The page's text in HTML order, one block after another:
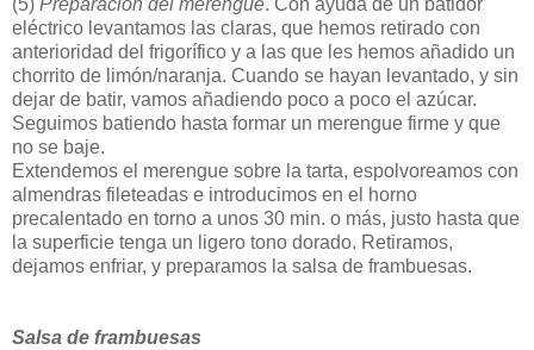
(5) Preparación del merengue. Con ayuda de un batidor
eléctrico levantamos las claras, que hemos retirado con
anterioridad del frigorífico y a las que les hemos añadido un
chorrito de limón/naranja. Cuando se hayan levantado, y sin
dejar de batir, vamos añadiendo poco a poco el azúcar.
Seguimos batiendo hasta formar un merengue firme y que
no se baje.
Extendemos el merengue sobre la tarta, espolvoreamos con
almendras fileteadas e introducimos en el horno
precalentado en torno a unos 30 min. o más, justo hasta que
la superficie tenga un ligero tono dorado. Retiramos,
dejamos enfriar, y preparamos la salsa de frambuesas.
Salsa de frambuesas